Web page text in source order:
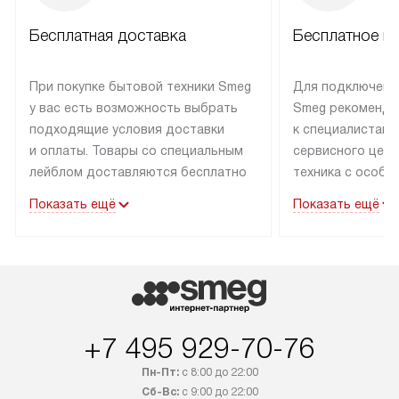
Бесплатная доставка
При покупке бытовой техники Smeg
у вас есть возможность выбрать
подходящие условия доставки
и оплаты. Товары со специальным
лейблом доставляются бесплатно
до подъезда. Доставка за пределы
маркировку «в наличии», может
быть отправлен покупателю
в Санкт-Петербург и другие
транспортные компании. После
Показать ещё
Бесплатное
Для
Smeg
к специалистам
сервисного
техника с
коммуникациям.
подключения к
Показать ещё
+7 495 929-70-76
Пн-Пт:с 8:00 до 22:00
Сб-Вс:с 9:00 до 22:00